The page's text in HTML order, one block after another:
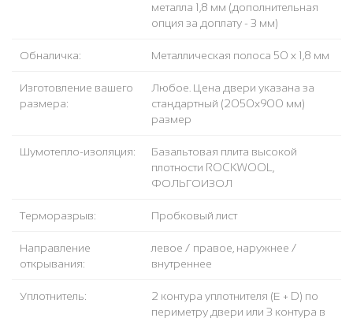
металла 1,8 мм (дополнительная
опция за доплату - 3 мм)
Обналичка: Металлическая полоса 50 х 1,8 мм
Изготовление вашего
размера:
Любое. Цена двери указана за
стандартный (2050x900 мм)
размер
Шумотепло-изоляция:
Базальтовая плита высокой
плотности ROCKWOOL,
ФОЛЬГОИЗОЛ
Терморазрыв: Пробковый лист
Направление
открывания:
левое / правое, наружнее /
внутреннее
Уплотнитель:
2 контура уплотнителя (Е + D) по
периметру двери или 3 контура в